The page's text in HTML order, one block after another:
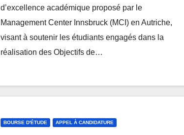
d’excellence académique proposé par le
Management Center Innsbruck (MCI) en Autriche,
visant à soutenir les étudiants engagés dans la
réalisation des Objectifs de…
BOURSE D'ÉTUDE APPEL À CANDIDATURE